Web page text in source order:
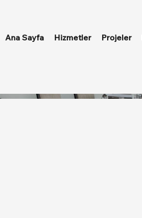
Ana Sayfa Hizmetler Projeler